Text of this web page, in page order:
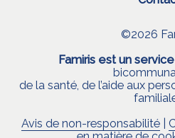
©2026
Famiris est un service
de la santé, de l’aide aux
Avis de non-responsabilité|